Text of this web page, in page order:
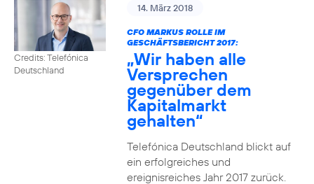
Credits: Telefónica
Deutschland
14. März 2018
CFO MARKUS ROLLE IM
GESCHÄFTSBERICHT 2017:
„Wir haben alle
Versprechen
gegenüber dem
Kapitalmarkt
gehalten“
Telefónica Deutschland blickt auf
ein erfolgreiches und
ereignisreiches Jahr 2017 zurück.